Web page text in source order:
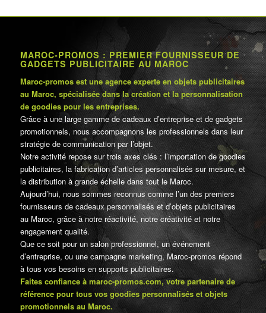
MAROC-PROMOS : PREMIER FOURNISSEUR DE
GADGETS PUBLICITAIRE AU MAROC
Maroc-promos est une agence experte en objets publicitaires
au Maroc, spécialisée dans la création et la personnalisation
de goodies pour les entreprises.
Grâce à une large gamme de cadeaux d’entreprise et de gadgets
promotionnels, nous accompagnons les professionnels dans leur
stratégie de communication par l’objet.
Notre activité repose sur trois axes clés : l’importation de goodies
publicitaires, la fabrication d’articles personnalisés sur mesure, et
la distribution à grande échelle dans tout le Maroc.
Aujourd’hui, nous sommes reconnus comme l’un des premiers
fournisseurs de cadeaux personnalisés et d’objets publicitaires
au Maroc, grâce à notre réactivité, notre créativité et notre
engagement qualité.
Que ce soit pour un salon professionnel, un événement
d’entreprise, ou une campagne marketing, Maroc-promos répond
à tous vos besoins en supports publicitaires.
Faites confiance à maroc-promos.com, votre partenaire de
référence pour tous vos goodies personnalisés et objets
promotionnels au Maroc.